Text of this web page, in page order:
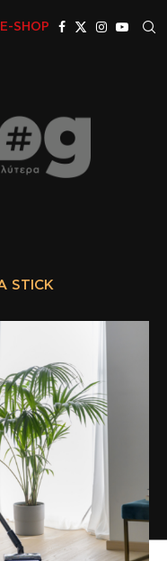
E-SHOP
STICK